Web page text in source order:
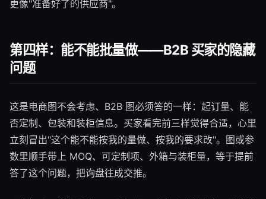
更像"准备好了的供应商"。
第四样：能不能批量做——B2B 买家的隐藏
问题
这是电商图不会考虑、B2B 图必须答的一样：起订量、能
否定制、包装和装柜信息。买家看完前三样觉得合适，心里
立刻冒出"这个能不能按我的量做、按我的要求改"。图或参
数里顺手带上 MOQ、可定制项、外箱与装柜量，等于提前
答了这个问题，把询盘往成交推。